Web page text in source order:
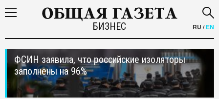
БИЗНЕС RU /EN
ФСИН заявила, что российские изоляторы
заполнены на 96%